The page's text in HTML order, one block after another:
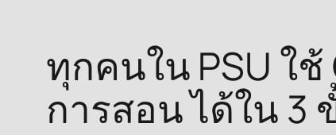
ทุกคนใน PSU ใ
การสอน ได้ใน 3